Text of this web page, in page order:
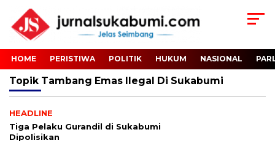
HOME PERISTIWA POLITIK HUKUM NASIONAL
Topik Tambang Emas Ilegal Di Sukabumi
HEADLINE
Tiga Pelaku Gurandil di Sukabumi
Dipolisikan